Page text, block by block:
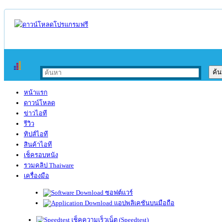
หน้าแรก
ดาวน์โหลด
ข่าวไอที
รีวิว
ทิปส์ไอที
สินค้าไอที
เช็ครอบหนัง
รวมคลิป Thaiware
เครื่องมือ
ซอฟต์แวร์
แอปพลิเคชันบนมือถือ
เช็คความเร็วเน็ต (Speedtest)